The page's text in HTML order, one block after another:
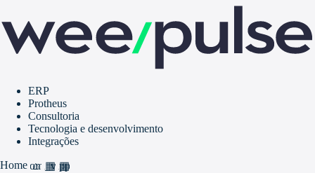
ERP
Protheus
Consultoria
Tecnologia e desenvolvimento
Integrações
Homehome
grid_view
apps